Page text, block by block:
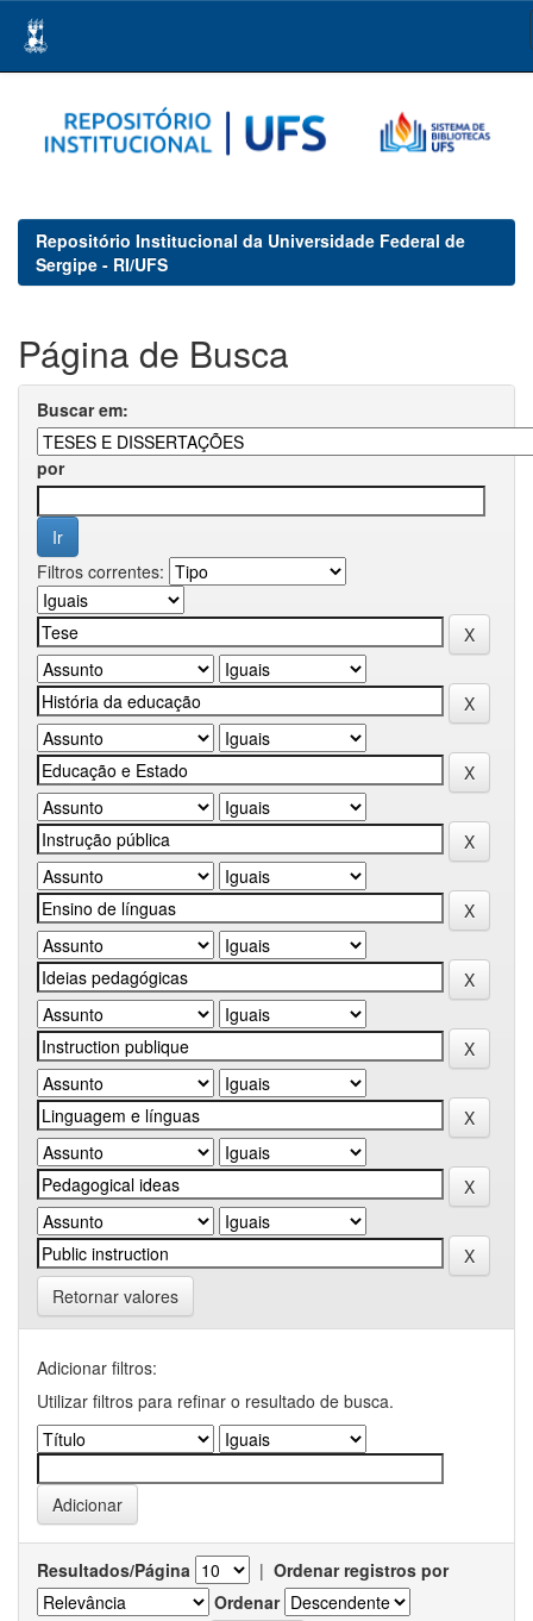
navigation
Repositório Institucional da Universidade Federal de
Sergipe - RI/UFS
Página de Busca
Buscar em:
por
Filtros correntes:
Retornar valores
Adicionar filtros:
Utilizar filtros para refinar o resultado de busca.
Resultados/Página | Ordenar registros por
Ordenar